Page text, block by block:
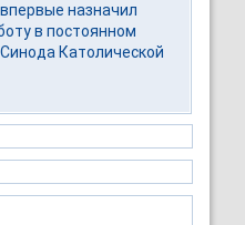
назначил
в постоянном
Католической